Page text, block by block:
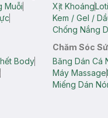
Muỗi
Xịt Khoáng
Kem / Gel /
Chống Nắng
Body
Chăm Sóc
Băng Dán Cá
Máy Massage
Miếng Dán